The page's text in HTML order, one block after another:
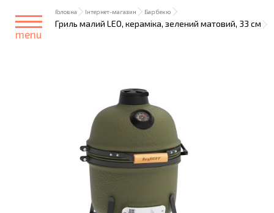
menu
Головна Інтернет-магазин Барбекю
Гриль малий LEO, кераміка, зелений матовий, 33 см